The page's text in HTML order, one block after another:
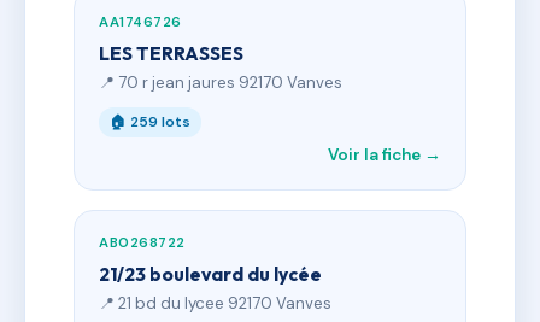
AA1746726
LES TERRASSES
📍 70 r jean jaures 92170 Vanves
🏠 259 lots
Voir la fiche →
AB0268722
21/23 boulevard du lycée
📍 21 bd du lycee 92170 Vanves